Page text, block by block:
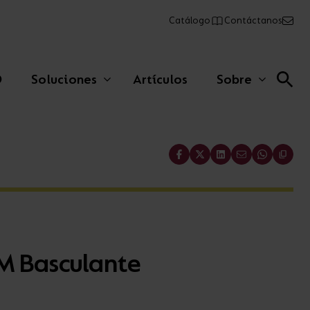
Catálogo Contáctanos
Soluciones Artículos Sobre
Emergencia
Share
Basculante